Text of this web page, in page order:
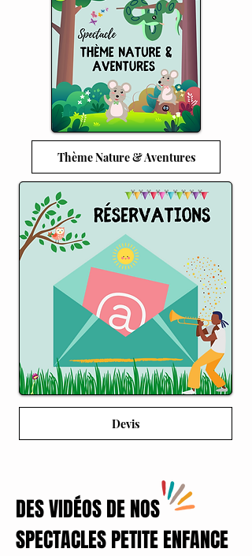
Thème Nature & Aventures
Devis
DES VIDÉOS DE NOS
SPECTACLES PETITE ENFANCE